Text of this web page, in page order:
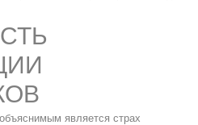
является страх